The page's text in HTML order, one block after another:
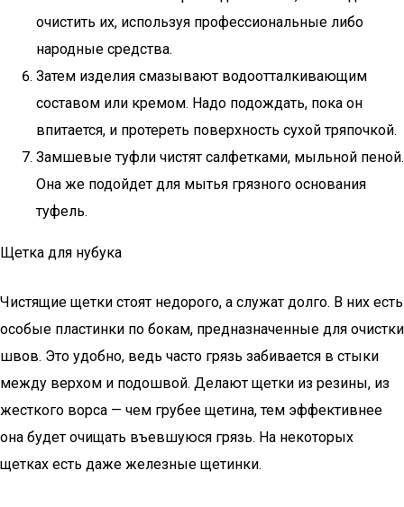
очистить их, используя профессиональные либо
народные средства.
Затем изделия смазывают водоотталкивающим
составом или кремом. Надо подождать, пока он
впитается, и протереть поверхность сухой тряпочкой.
Замшевые туфли чистят салфетками, мыльной пеной.
Она же подойдет для мытья грязного основания
туфель.
Щетка для нубука
Чистящие щетки стоят недорого, а служат долго. В них есть
особые пластинки по бокам, предназначенные для очистки
швов. Это удобно, ведь часто грязь забивается в стыки
между верхом и подошвой. Делают щетки из резины, из
жесткого ворса — чем грубее щетина, тем эффективнее
она будет очищать въевшуюся грязь. На некоторых
щетках есть даже железные щетинки.